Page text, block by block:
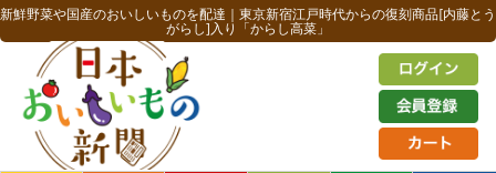
新鮮野菜や国産のおいしいものを配達｜東京新宿江戸時代からの復刻商品[内藤とう
がらし]入り「からし高菜」